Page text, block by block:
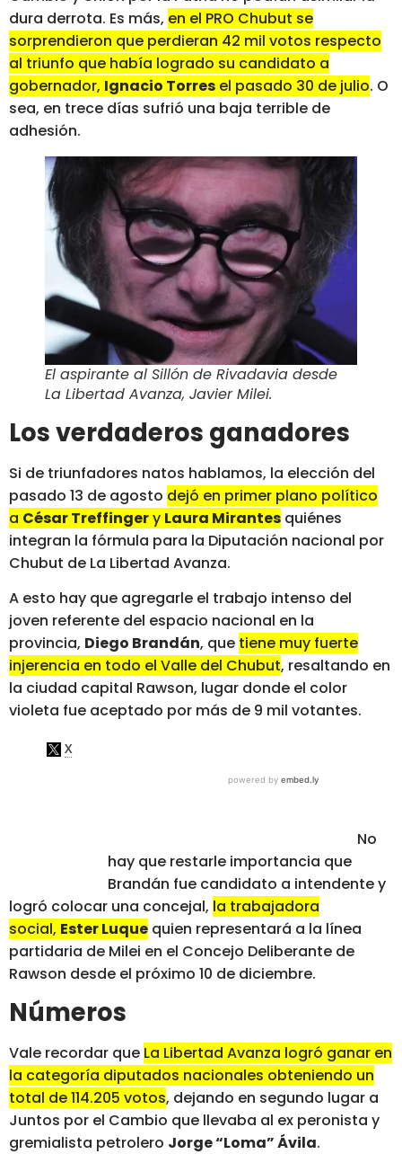
dura derrota. Es más, en el PRO Chubut se
sorprendieron que perdieran 42 mil votos respecto
al triunfo que había logrado su candidato a
gobernador, Ignacio Torres el pasado 30 de julio. O
sea, en trece días sufrió una baja terrible de
adhesión.
El aspirante al Sillón de Rivadavia desde
La Libertad Avanza, Javier Milei.
Los verdaderos ganadores
Si de triunfadores natos hablamos, la elección del
pasado 13 de agosto dejó en primer plano político
a César Treffingery Laura Mirantes quiénes
integran la fórmula para la Diputación nacional por
Chubut de La Libertad Avanza.
A esto hay que agregarle el trabajo intenso del
joven referente del espacio nacional en la
provincia, Diego Brandán, que tiene muy fuerte
injerencia en todo el Valle del Chubut, resaltando en
la ciudad capital Rawson, lugar donde el color
violeta fue aceptado por más de 9 mil votantes.
No
hay que restarle importancia que
Brandán fue candidato a intendente y
logró colocar una concejal, la trabajadora
social, Ester Luque quien representará a la línea
partidaria de Milei en el Concejo Deliberante de
Rawson desde el próximo 10 de diciembre.
Números
Vale recordar que La Libertad Avanza logró ganar en
la categoría diputados nacionales obteniendo un
total de 114.205 votos, dejando en segundo lugar a
Juntos por el Cambio que llevaba al ex peronista y
gremialista petrolero Jorge “Loma” Ávila.